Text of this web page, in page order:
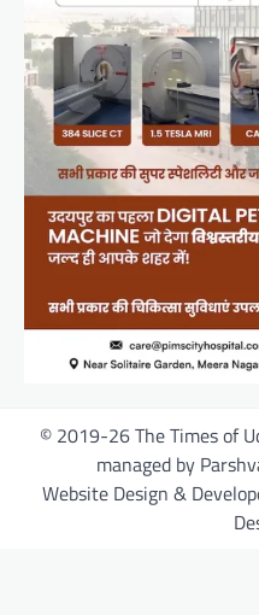
© 2019-26 The Times of
managed by
Website Design &